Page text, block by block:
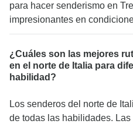
para hacer senderismo en
impresionantes en
¿Cuáles son las mejores
en el norte de Italia para
habilidad?
Los senderos del norte de
de todas las habilidades.